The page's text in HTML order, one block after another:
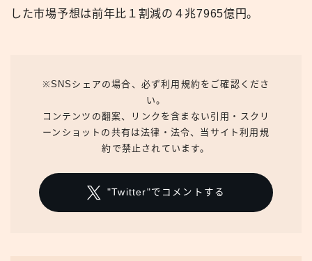
した市場予想は前年比１割減の４兆7965億円。
※SNSシェアの場合、必ず利用規約をご確認くださ
い。
コンテンツの翻案、リンクを含まない引用・スクリ
ーンショットの共有は法律・法令、当サイト利用規
約で禁止されています。
"Twitter"でコメントする